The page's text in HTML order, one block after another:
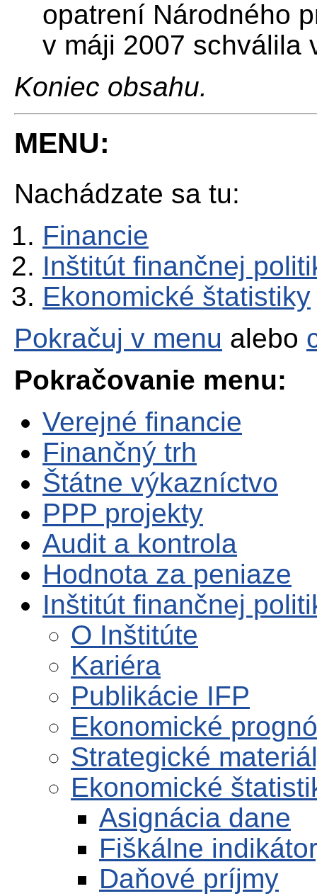
opatrení Národného
v máji 2007 schválila
Koniec obsahu.
MENU:
Nachádzate sa tu:
Financie
Inštitút finančnej
Ekonomické štatistiky
Pokračuj v menu alebo
Pokračovanie menu:
Verejné financie
Finančný trh
Štátne výkazníctvo
PPP projekty
Audit a kontrola
Hodnota za peniaze
Inštitút finančnej
O Inštitúte
Kariéra
Publikácie IFP
Ekonomické
Strategické
Ekonomické
Asignácia dane
Fiškálne
Daňové príjmy